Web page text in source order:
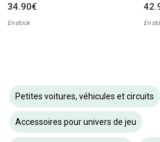
34.90€
En stock En
Petites voitures, véhicules et circuits
Accessoires pour univers de jeu